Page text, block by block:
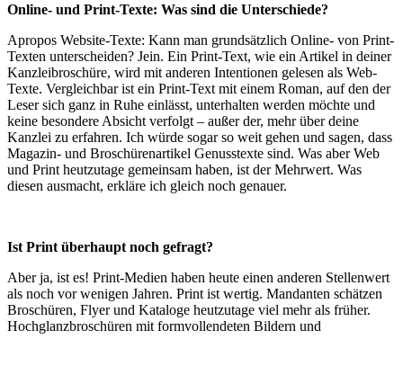
Online- und Print-Texte: Was sind die Unterschiede?
Apropos Website-Texte: Kann man grundsätzlich Online- von Print-
Texten unterscheiden? Jein. Ein Print-Text, wie ein Artikel in deiner
Kanzleibroschüre, wird mit anderen Intentionen gelesen als Web-
Texte. Vergleichbar ist ein Print-Text mit einem Roman, auf den der
Leser sich ganz in Ruhe einlässt, unterhalten werden möchte und
keine besondere Absicht verfolgt – außer der, mehr über deine
Kanzlei zu erfahren. Ich würde sogar so weit gehen und sagen, dass
Magazin- und Broschürenartikel Genusstexte sind. Was aber Web
und Print heutzutage gemeinsam haben, ist der Mehrwert. Was
diesen ausmacht, erkläre ich gleich noch genauer.
Ist Print überhaupt noch gefragt?
Aber ja, ist es! Print-Medien haben heute einen anderen Stellenwert
als noch vor wenigen Jahren. Print ist wertig. Mandanten schätzen
Broschüren, Flyer und Kataloge heutzutage viel mehr als früher.
Hochglanzbroschüren mit formvollendeten Bildern und